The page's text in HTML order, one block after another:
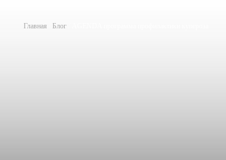
Главная Блог